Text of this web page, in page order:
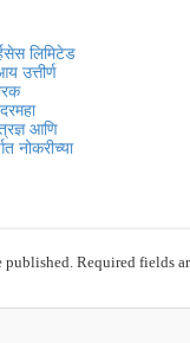
लिमिटेड
उत्तीर्ण
आणि
नोकरीच्या
Required fields